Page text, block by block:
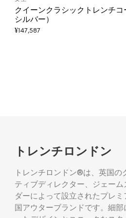
クイーンクラシックトレンチ
シルバー）
¥147,587
トレンチロンドン
トレンチロンドン®は、英国の
ティブディレクター、ジェーム
ダーによって設立されたプレミ
国アウターブランドです。細部